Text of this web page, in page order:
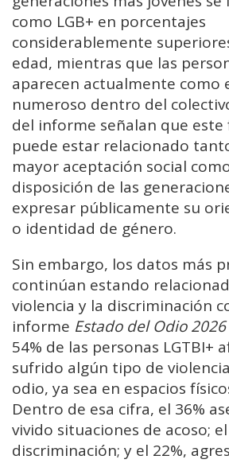
como LGB+ en porcentajes
considerablemente
edad, mientras que las
aparecen actualmente como
numeroso dentro del
del informe señalan que
puede estar relacionado
mayor aceptación social
disposición de las
expresar públicamente su
o identidad de género.
Sin embargo, los datos más
continúan estando
violencia y la discriminación
informe Estado del Odio 2026
54% de las personas LGTBI+
sufrido algún tipo de
odio, ya sea en espacios
Dentro de esa cifra, el 36%
vivido situaciones de acoso; el
discriminación; y el 22%,